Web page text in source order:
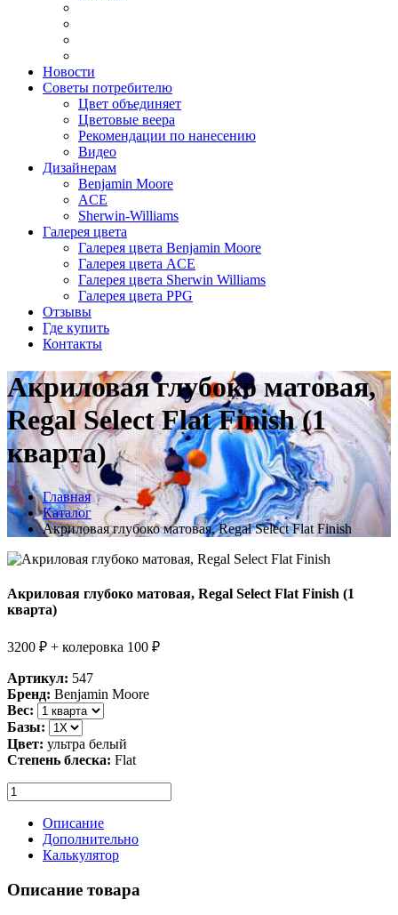
Новости
Советы потребителю
Цвет объединяет
Цветовые веера
Рекомендации по нанесению
Видео
Дизайнерам
Benjamin Moore
ACE
Sherwin-Williams
Галерея цвета
Галерея цвета Benjamin Moore
Галерея цвета ACE
Галерея цвета Sherwin Williams
Галерея цвета PPG
Отзывы
Где купить
Контакты
Акриловая глубоко матовая,
Regal Select Flat Finish (1
кварта)
Главная
Каталог
Акриловая глубоко матовая, Regal Select Flat Finish
Акриловая глубоко матовая, Regal Select Flat Finish (1
кварта)
3200 ₽ + колеровка 100 ₽
Артикул: 547
Бренд: Benjamin Moore
Вес:
Базы:
Цвет: ультра белый
Степень блеска: Flat
Описание
Дополнительно
Калькулятор
Описание товара